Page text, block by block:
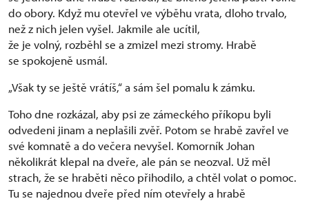
do obory. Když mu otevřel ve výběhu vrata, dloho trvalo,
než z nich jelen vyšel. Jakmile ale ucítil,
že je volný, rozběhl se a zmizel mezi stromy. Hrabě
se spokojeně usmál.
„Však ty se ještě vrátíš,“ a sám šel pomalu k zámku.
Toho dne rozkázal, aby psi ze zámeckého příkopu byli
odvedeni jinam a neplašili zvěř. Potom se hrabě zavřel ve
své komnatě a do večera nevyšel. Komorník Johan
několikrát klepal na dveře, ale pán se neozval. Už měl
strach, že se hraběti něco přihodilo, a chtěl volat o pomoc.
Tu se najednou dveře před ním otevřely a hrabě